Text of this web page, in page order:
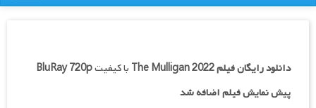
ناوبری
دانلود رایگان فیلمThe Mulligan 2022 با کیفیتBluRay 720p
پیش نمایش فیلم اضافه شد